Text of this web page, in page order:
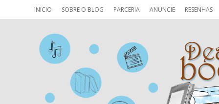
INICIO SOBRE O BLOG PARCERIA ANUNCIE RESENHAS